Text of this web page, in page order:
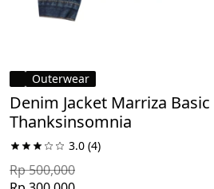
Outerwear
Denim Jacket Marriza
Thanksinsomnia
3.0 (4)
Rp 500,000